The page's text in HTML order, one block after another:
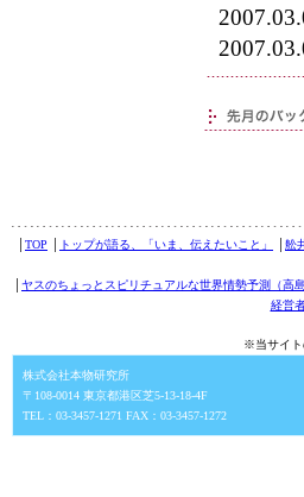
TOP トップが語る、「いま、伝えたいこと」 舩
ヤスのちょっとスピリチュアルな世界情勢予測（高島
経営
※当サイト
株式会社本物研究所
〒108-0014 東京都港区芝5-13-18-4F
TEL：03-3457-1271 FAX：03-3457-1272